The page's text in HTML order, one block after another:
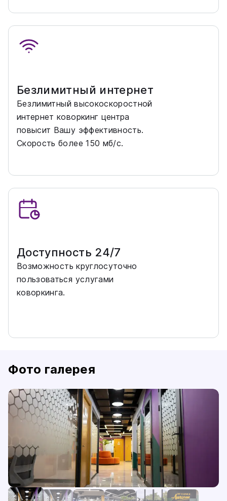
Безлимитный интернет
Безлимитный высокоскоростной
интернет коворкинг центра
повысит Вашу эффективность.
Скорость более 150 мб/с.
Доступность 24/7
Возможность круглосуточно
пользоваться услугами
коворкинга.
Фото галерея